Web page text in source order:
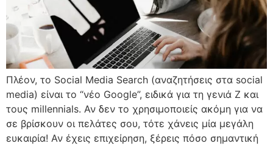
Πλέον, το Social Media Search (αναζητήσεις στα social
media) είναι το “νέο Google”, ειδικά για τη γενιά Z και
τους millennials. Αν δεν το χρησιμοποιείς ακόμη για να
σε βρίσκουν οι πελάτες σου, τότε χάνεις μία μεγάλη
ευκαιρία! Αν έχεις επιχείρηση, ξέρεις πόσο σημαντική